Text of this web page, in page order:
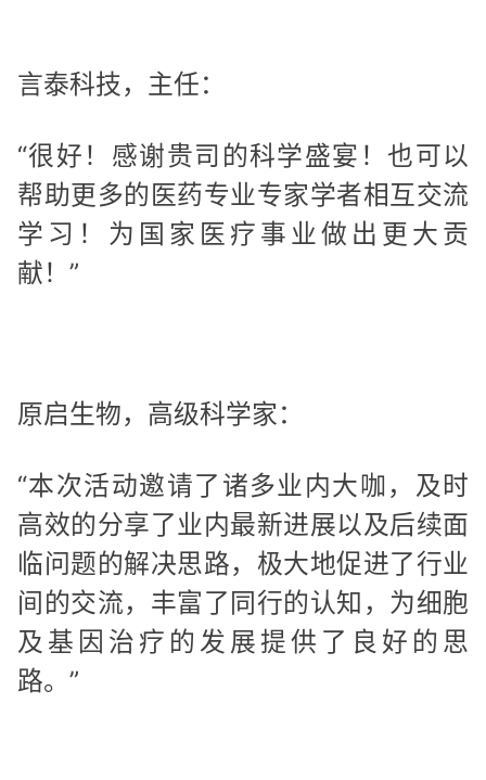
言泰科技，主任：
“很好！感谢贵司的科学盛宴！也可以
帮助更多的医药专业专家学者相互交流
学习！为国家医疗事业做出更大贡
献！”
原启生物，高级科学家：
“本次活动邀请了诸多业内大咖，及时
高效的分享了业内最新进展以及后续面
临问题的解决思路，极大地促进了行业
间的交流，丰富了同行的认知，为细胞
及基因治疗的发展提供了良好的思
路。”